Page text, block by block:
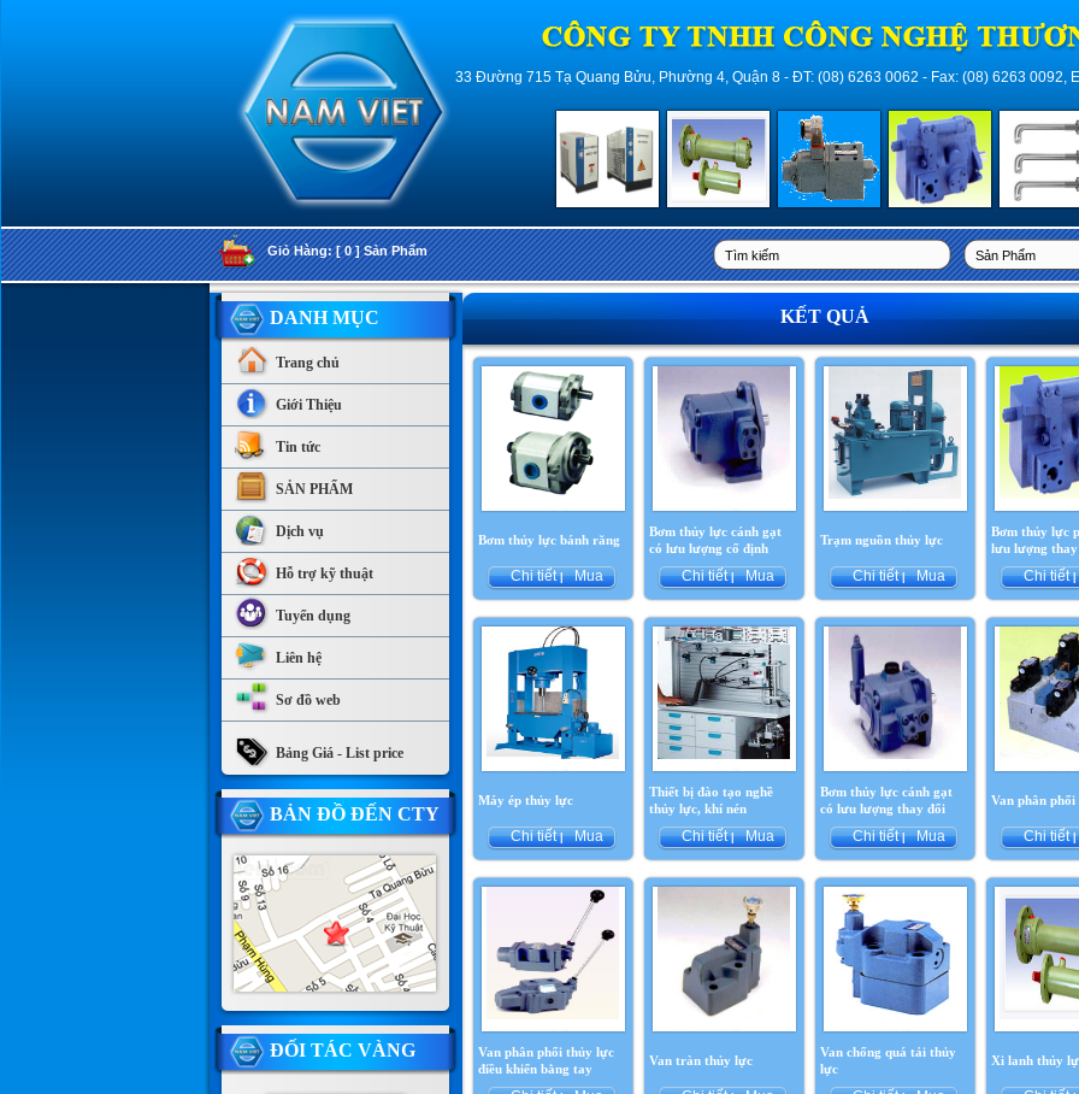
33 Đường 715 Tạ Quang Bửu, Phường 4, Quận 8 - ĐT: (08) 6263 0062 - Fax: (08) 6263 0092,
Giỏ Hàng: [ 0 ] Sản Phẩm
KẾT QUẢ
Bơm thủy lực bánh răng
Chi tiết| Mua
Bơm thủy lực cánh gạt
có lưu lượng cố định
Chi tiết| Mua
Trạm nguồn thủy lực
Chi tiết| Mua
Bơm thủy lực
lưu lượng thay
Chi tiết|
Máy ép thủy lực
Chi tiết| Mua
Thiết bị đào tạo nghề
thủy lực, khí nén
Chi tiết| Mua
Bơm thủy lực cánh gạt
có lưu lượng thay đổi
Chi tiết| Mua
Van phân
Chi tiết|
Van phân phối thủy lực
điều khiển bằng tay
Van tràn thủy lực
Van chống quá tải thủy
lực
Xi lanh thủy
DANH MỤC
Trang chủ
Giới Thiệu
Tin tức
SẢN PHẨM
Dịch vụ
Hỗ trợ kỹ thuật
Tuyển dụng
Liên hệ
Sơ đồ web
Bảng Giá - List price
BẢN ĐỒ ĐẾN CTY
ĐỐI TÁC VÀNG